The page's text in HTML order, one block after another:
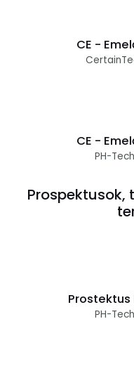
CE -
CE -
PH-
Prospektusok,
PH-